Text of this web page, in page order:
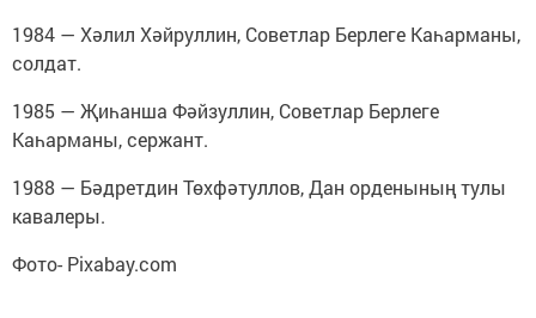
1984 ― Хәлил Хәйруллин, Советлар Берлеге Каһарманы,
солдат.
1985 ― Җиһанша Фәйзуллин, Советлар Берлеге
Каһарманы, сержант.
1988 ― Бәдретдин Төхфәтуллов, Дан орденының тулы
кавалеры.
Фото- Pixabay.com